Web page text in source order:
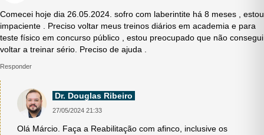
Comecei hoje dia 26.05.2024. sofro com laberintite há 8 meses , estou
impaciente . Preciso voltar meus treinos diários em academia e para
teste físico em concurso público , estou preocupado que não consegui
voltar a treinar sério. Preciso de ajuda .
Responder
Dr. Douglas Ribeiro
27/05/2024 21:33
Olá Márcio. Faça a Reabilitação com afinco, inclusive os